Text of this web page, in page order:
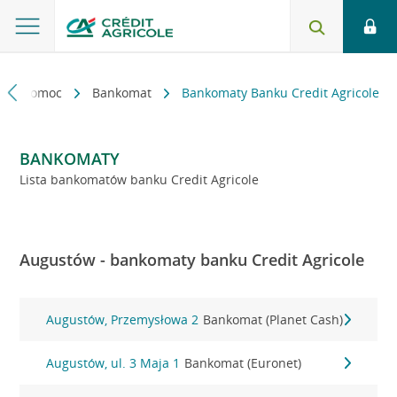
i pomoc Bankomat Bankomaty Banku Credit Agricole
BANKOMATY
Lista bankomatów banku Credit Agricole
Augustów - bankomaty banku Credit Agricole
Augustów, Przemysłowa 2 Bankomat (Planet Cash)
Augustów, ul. 3 Maja 1 Bankomat (Euronet)